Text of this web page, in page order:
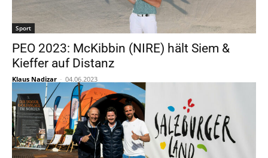
Sport
PEO 2023: McKibbin (NIRE) hält Siem &
Kieffer auf Distanz
Klaus Nadizar - 04.06.2023